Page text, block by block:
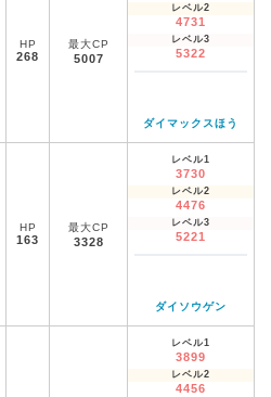
HP
268
最大CP
5007
レベル2
4731
レベル3
5322
ダイマックスほう
HP
163
最大CP
3328
レベル1
3730
レベル2
4476
レベル3
5221
ダイソウゲン
レベル1
3899
レベル2
4456